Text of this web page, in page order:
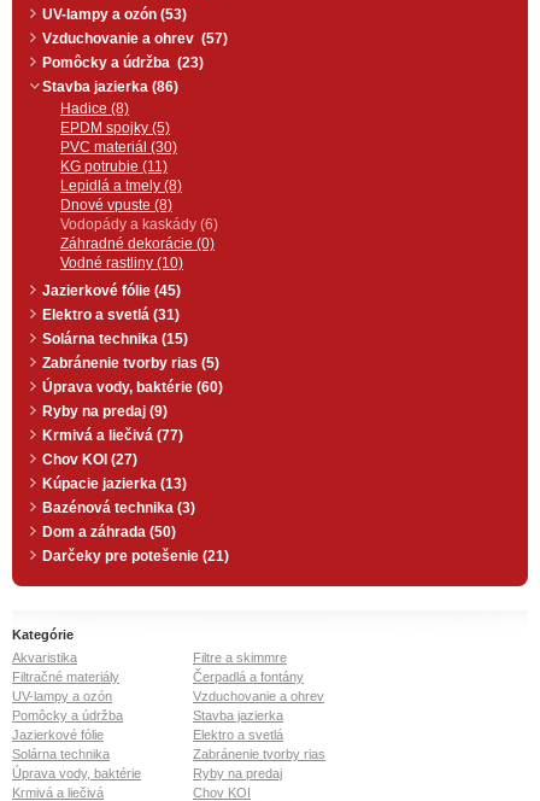
UV-lampy a ozón (53)
Vzduchovanie a ohrev (57)
Pomôcky a údržba (23)
Stavba jazierka (86)
Hadice (8)
EPDM spojky (5)
PVC materiál (30)
KG potrubie (11)
Lepidlá a tmely (8)
Dnové vpuste (8)
Vodopády a kaskády (6)
Záhradné dekorácie (0)
Vodné rastliny (10)
Jazierkové fólie (45)
Elektro a svetlá (31)
Solárna technika (15)
Zabránenie tvorby rias (5)
Úprava vody, baktérie (60)
Ryby na predaj (9)
Krmivá a liečivá (77)
Chov KOI (27)
Kúpacie jazierka (13)
Bazénová technika (3)
Dom a záhrada (50)
Darčeky pre potešenie (21)
Kategórie
Akvaristika
Filtre a skimmre
Filtračné materiály
Čerpadlá a fontány
UV-lampy a ozón
Vzduchovanie a ohrev
Pomôcky a údržba
Stavba jazierka
Jazierkové fólie
Elektro a svetlá
Solárna technika
Zabránenie tvorby rias
Úprava vody, baktérie
Ryby na predaj
Krmivá a liečivá
Chov KOI